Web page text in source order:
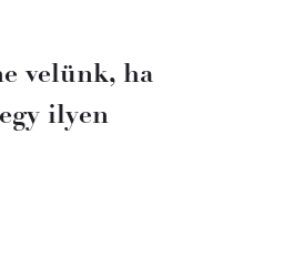
velünk, ha
ilyen